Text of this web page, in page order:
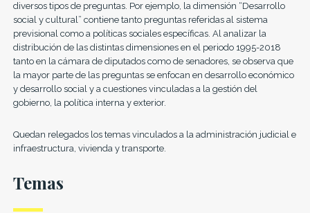
diversos tipos de preguntas. Por ejemplo, la dimensión “Desarrollo
social y cultural” contiene tanto preguntas referidas al sistema
previsional como a políticas sociales específicas. Al analizar la
distribución de las distintas dimensiones en el periodo 1995-2018
tanto en la cámara de diputados como de senadores, se observa que
la mayor parte de las preguntas se enfocan en desarrollo económico
y desarrollo social y a cuestiones vinculadas a la gestión del
gobierno, la política interna y exterior.
Quedan relegados los temas vinculados a la administración judicial e
infraestructura, vivienda y transporte.
Temas